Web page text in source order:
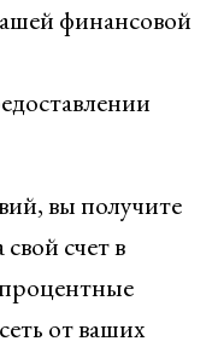
финансовой
вы получите
счет в
от ваших